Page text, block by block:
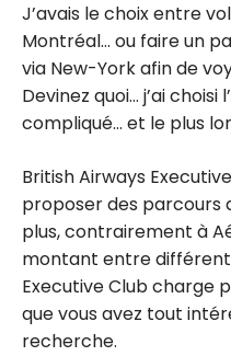
J’avais le choix entre
Montréal… ou faire un
via New-York afin de
Devinez quoi… j’ai choisi
compliqué… et le plus
British Airways
proposer des parcours
plus, contrairement à
montant entre
Executive Club charge
que vous avez tout
recherche.